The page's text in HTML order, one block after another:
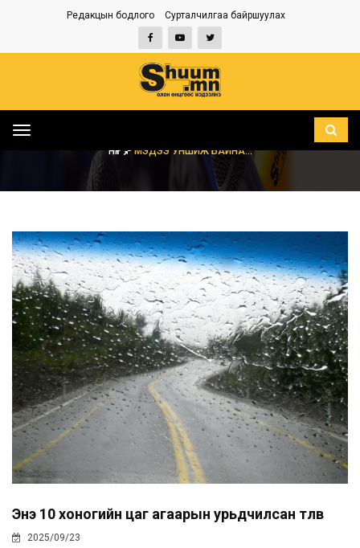
Редакцын бодлого Сурталчилгаа байршуулах
Toggle
НҮҮР МЭДЭЭ УНШИЖ БАЙНА...
Энэ 10 хоногийн цаг агаарын урьдчилсан төлөв
2025/09/23